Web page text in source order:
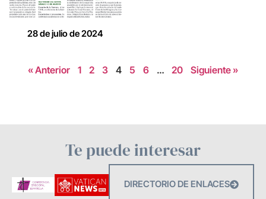
28 de julio de 2024
« Anterior 1 2 3 4 5 6 … 20 Siguiente »
Te puede interesar
DIRECTORIO DE ENLACES